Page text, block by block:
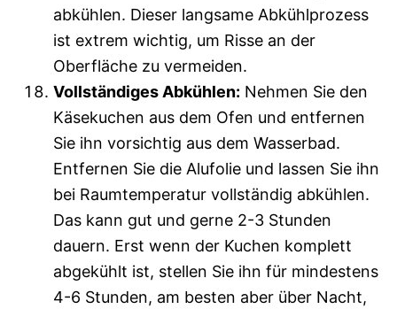
abkühlen. Dieser langsame Abkühlprozess
ist extrem wichtig, um Risse an der
Oberfläche zu vermeiden.
Vollständiges Abkühlen: Nehmen Sie den
Käsekuchen aus dem Ofen und entfernen
Sie ihn vorsichtig aus dem Wasserbad.
Entfernen Sie die Alufolie und lassen Sie ihn
bei Raumtemperatur vollständig abkühlen.
Das kann gut und gerne 2-3 Stunden
dauern. Erst wenn der Kuchen komplett
abgekühlt ist, stellen Sie ihn für mindestens
4-6 Stunden, am besten aber über Nacht,